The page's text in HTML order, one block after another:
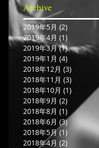
Archive
2019年5月 (2)
2019年4月 (1)
2019年3月 (1)1 篇文章
2019年1月 (4)
2018年12月 (3)
2018年11月 (3)
2018年10月 (1) 1 篇文章
2018年9月 (2) 2 篇文章
2018年8月 (1) 1 篇文章
2018年6月 (3)3 篇文章
2018年5月 (1) 1 篇文章
2018年4月 (2) 2 篇文章